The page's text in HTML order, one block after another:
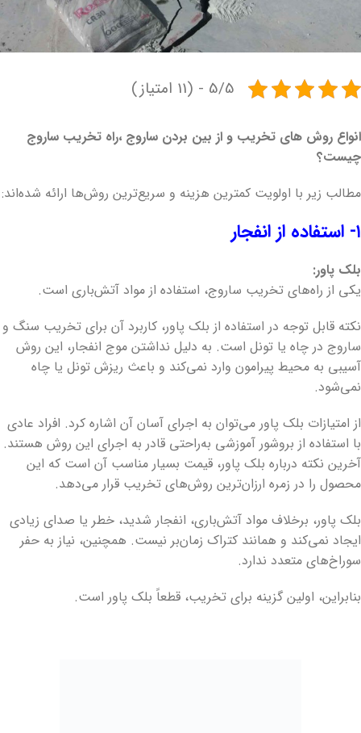
5/5 - (11 امتیاز)
انواع روش های تخریب و از بین بردن ساروج ،راه تخریب ساروج
چیست؟
مطالب زیر با اولویت کمترین هزینه و سریع‌ترین روش‌ها ارائه شده‌اند:
۱- استفاده از انفجار
بلک پاور:
یکی از راه‌های تخریب ساروج، استفاده از مواد آتش‌باری است.
نکته قابل توجه در استفاده از بلک پاور، کاربرد آن برای تخریب سنگ و
ساروج در چاه یا تونل است. به دلیل نداشتن موج انفجار، این روش
آسیبی به محیط پیرامون وارد نمی‌کند و باعث ریزش تونل یا چاه
نمی‌شود.
از امتیازات بلک پاور می‌توان به اجرای آسان آن اشاره کرد. افراد عادی
با استفاده از بروشور آموزشی به‌راحتی قادر به اجرای این روش هستند.
آخرین نکته درباره بلک پاور، قیمت بسیار مناسب آن است که این
محصول را در زمره ارزان‌ترین روش‌های تخریب قرار می‌دهد.
بلک پاور، برخلاف مواد آتش‌باری، انفجار شدید، خطر یا صدای زیادی
ایجاد نمی‌کند و همانند کتراک زمان‌بر نیست. همچنین، نیاز به حفر
سوراخ‌های متعدد ندارد.
بنابراین، اولین گزینه برای تخریب، قطعاً بلک پاور است.